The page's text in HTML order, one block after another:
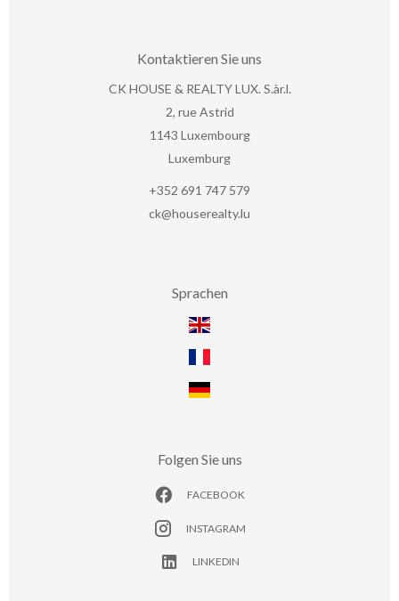
Kontaktieren Sie uns
CK HOUSE & REALTY LUX. S.àr.l.
2, rue Astrid
1143 Luxembourg
Luxemburg
+352 691 747 579
ck@houserealty.lu
Sprachen
Folgen Sie uns
FACEBOOK
INSTAGRAM
LINKEDIN